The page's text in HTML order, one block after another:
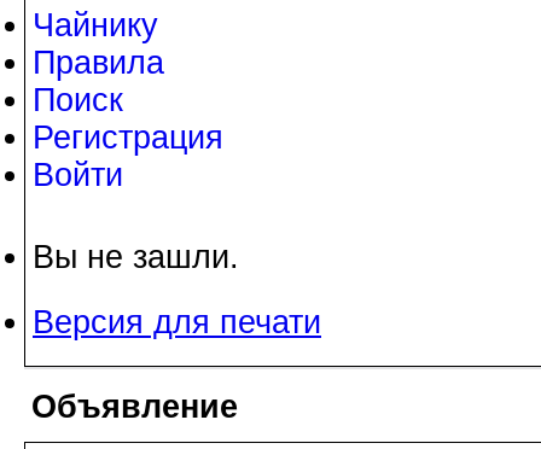
Чайнику
Правила
Поиск
Регистрация
Войти
Вы не зашли.
Версия для печати
Объявление